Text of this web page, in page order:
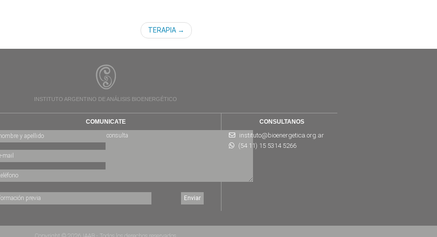
TERAPIA
INSTITUTO ARGENTINO DE ANÁLISIS BIOENERGÉTICO
COMUNICATE CONSULTANOS
instituto@bioenergetica.org.ar
(54 11) 15 5314 5266